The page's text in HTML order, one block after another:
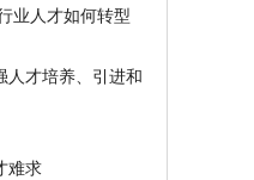
业人才如何转型
人才培养、引进和
难求